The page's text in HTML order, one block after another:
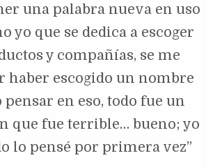
una palabra nueva en uso
yo que se dedica a escoger
y compañías, se me
haber escogido un nombre
en eso, todo fue un
que fue terrible… bueno; yo
lo pensé por primera vez”